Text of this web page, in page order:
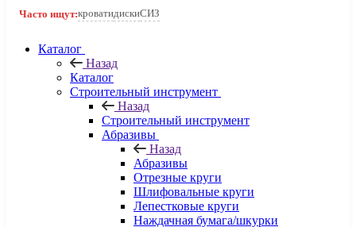
8 800 222-40-09
Часто ищут:кроватидискиСИЗ
Каталог
Назад
Каталог
Строительный инструмент
Назад
Строительный инструмент
Абразивы
Назад
Абразивы
Отрезные круги
Шлифовальные круги
Лепестковые круги
Наждачная бумага/шкурки